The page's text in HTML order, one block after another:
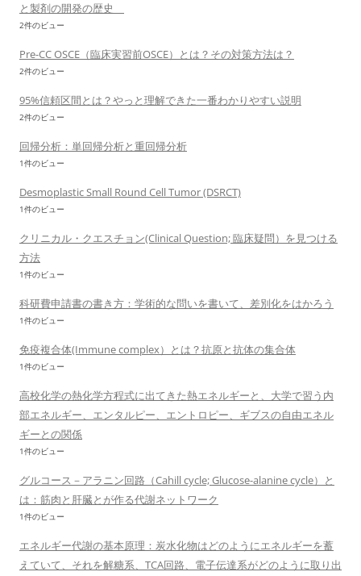
と製剤の開発の歴史
2件のビュー
Pre-CC OSCE（臨床実習前OSCE）とは？その対策方法は？
2件のビュー
95%信頼区間とは？やっと理解できた一番わかりやすい説明
2件のビュー
回帰分析：単回帰分析と重回帰分析
1件のビュー
Desmoplastic Small Round Cell Tumor (DSRCT)
1件のビュー
クリニカル・クエスチョン(Clinical Question; 臨床疑問）を見つける
方法
1件のビュー
科研費申請書の書き方：学術的な問いを書いて、差別化をはかろう
1件のビュー
免疫複合体(Immune complex）とは？抗原と抗体の集合体
1件のビュー
高校化学の熱化学方程式に出てきた熱エネルギーと、大学で習う内
部エネルギー、エンタルピー、エントロピー、ギブスの自由エネル
ギーとの関係
1件のビュー
グルコース－アラニン回路（Cahill cycle; Glucose-alanine cycle）と
は：筋肉と肝臓とが作る代謝ネットワーク
1件のビュー
エネルギー代謝の基本原理：炭水化物はどのようにエネルギーを蓄
えていて、それを解糖系、TCA回路、電子伝達系がどのように取り出